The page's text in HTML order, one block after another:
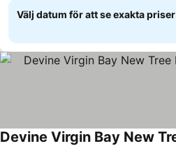
Välj datum för att se exakta priser